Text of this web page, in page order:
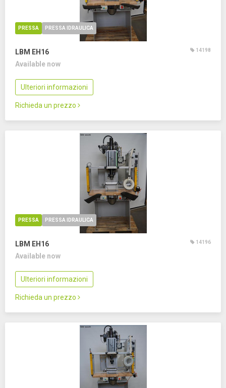
PRESSA PRESSA IDRAULICA
LBM EH16 14198
Available now
Ulteriori informazioni
Richieda un prezzo
PRESSA PRESSA IDRAULICA
LBM EH16 14196
Available now
Ulteriori informazioni
Richieda un prezzo